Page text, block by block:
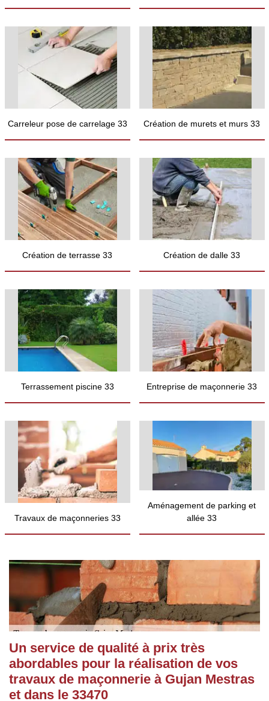
Carreleur pose de carrelage 33 Création de murets et murs 33
Création de terrasse 33 Création de dalle 33
Terrassement piscine 33 Entreprise de maçonnerie 33
Travaux de maçonneries 33
Aménagement de parking et
allée 33
Un service de qualité à prix très
abordables pour la réalisation de vos
travaux de maçonnerie à Gujan Mestras
et dans le 33470